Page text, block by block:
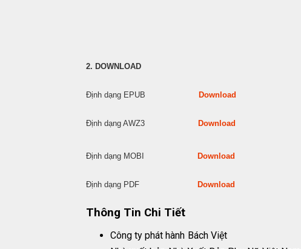
2. DOWNLOAD
Định dạng EPUB Download
Định dạng AWZ3 Download
Định dạng MOBI Download
Định dạng PDF Download
Thông Tin Chi Tiết
Công ty phát hành Bách Việt